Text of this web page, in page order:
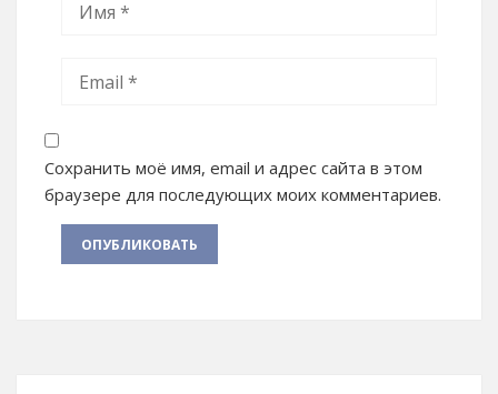
Сохранить моё имя, email и адрес сайта в этом
браузере для последующих моих комментариев.